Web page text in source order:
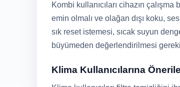
Kombi kullanıcıları cihazın
emin olmalı ve olağan dışı koku,
sık reset istemesi, sıcak suyun
büyümeden değerlendirilmesi
Klima Kullanıcılarına